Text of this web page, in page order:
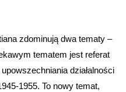
zdominują dwa tematy –
tematem jest referat
działalności
1955. To nowy temat,